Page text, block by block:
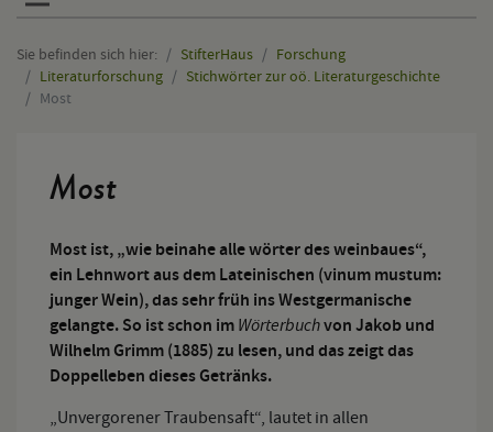
Sie befinden sich hier: StifterHaus
Forschung
Literaturforschung
Stichwörter zur oö. Literaturgeschichte
Most
Most
Most ist, „wie beinahe alle wörter des weinbaues“,
ein Lehnwort aus dem Lateinischen (vinum mustum:
junger Wein), das sehr früh ins Westgermanische
gelangte. So ist schon imWörterbuchvon Jakob und
Wilhelm Grimm (1885) zu lesen, und das zeigt das
Doppelleben dieses Getränks.
„Unvergorener Traubensaft“, lautet in allen